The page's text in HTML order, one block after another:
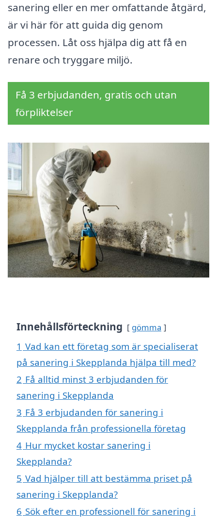
sanering eller en mer omfattande åtgärd,
är vi här för att guida dig genom
processen. Låt oss hjälpa dig att få en
renare och tryggare miljö.
Få 3 erbjudanden, gratis och utan
förpliktelser
Innehållsförteckning gömma
1 Vad kan ett företag som är specialiserat
på sanering i Skepplanda hjälpa till med?
2 Få alltid minst 3 erbjudanden för
sanering i Skepplanda
3 Få 3 erbjudanden för sanering i
Skepplanda från professionella företag
4 Hur mycket kostar sanering i
Skepplanda?
5 Vad hjälper till att bestämma priset på
sanering i Skepplanda?
6 Sök efter en professionell för sanering i